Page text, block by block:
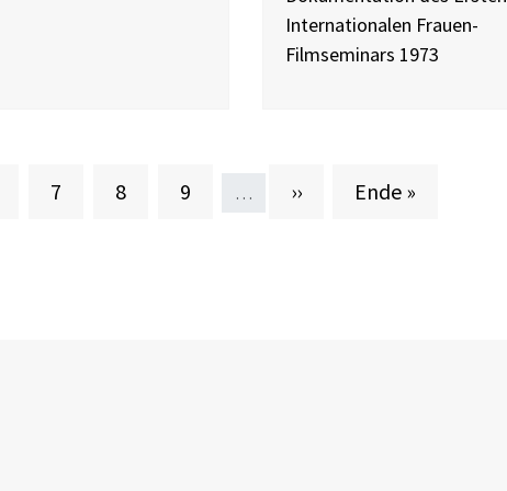
Internationalen Frauen-
Filmseminars 1973
Seite
7 Seite
8 Seite
9 … Nächste Seite
›› Letzte Seite
Ende »